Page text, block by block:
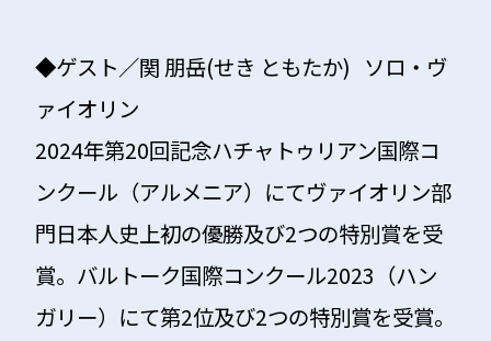
◆ゲスト／関 朋岳(せき ともたか) ソロ・ヴ
ァイオリン
2024年第20回記念ハチャトゥリアン国際コ
ンクール（アルメニア）にてヴァイオリン部
門日本人史上初の優勝及び2つの特別賞を受
賞。バルトーク国際コンクール2023（ハン
ガリー）にて第2位及び2つの特別賞を受賞。